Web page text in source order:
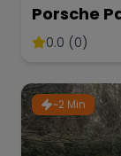
Porsche
0.0 (0)
~2 Min